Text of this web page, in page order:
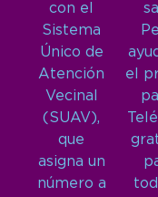
con el
Sistema
Único de
Atención
Vecinal
(SUAV),
que
asigna un
número a
el